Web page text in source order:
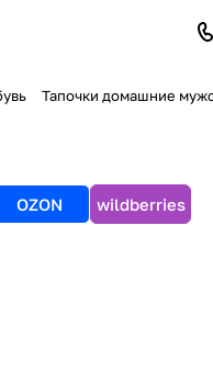
Тапочки домашние
OZON wildberries